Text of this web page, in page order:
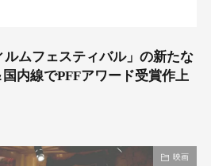
ルムフェスティバル」の新たな
内線でPFFアワード受賞作上
映画